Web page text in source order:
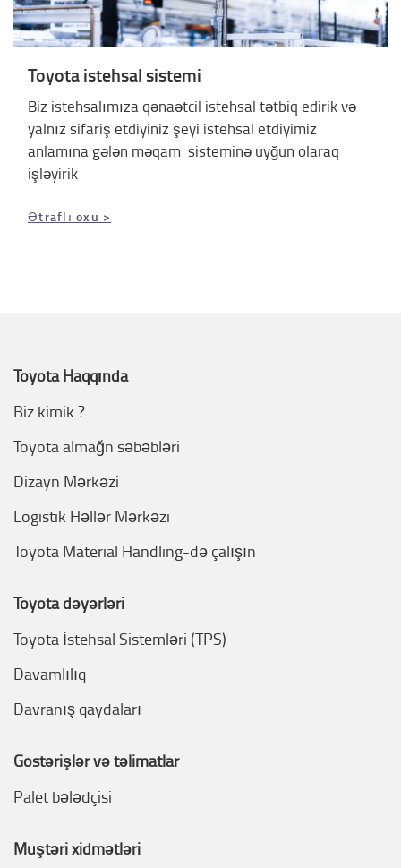
Toyota istehsal sistemi
Biz istehsalımıza qənaətcil istehsal tətbiq edirik və
yalnız sifariş etdiyiniz şeyi istehsal etdiyimiz
anlamına gələn məqam sisteminə uyğun olaraq
işləyirik
Ətraflı oxu >
Toyota Haqqında
Biz kimik ?
Toyota almağn səbəbləri
Dizayn Mərkəzi
Logistik Həllər Mərkəzi
Toyota Material Handling-də çalışın
Toyota dəyərləri
Toyota İstehsal Sistemləri (TPS)
Davamlılıq
Davranış qaydaları
Göstərişlər və təlimatlar
Palet bələdçisi
Müştəri xidmətləri